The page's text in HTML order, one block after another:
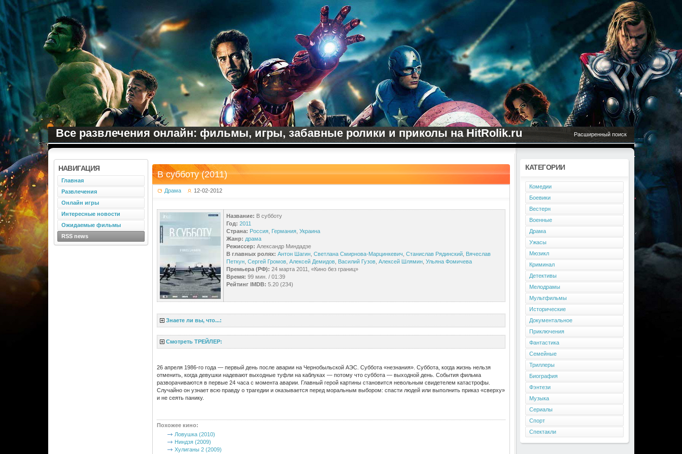
Расширенный поиск
Все развлечения онлайн: фильмы, игры, забавные ролики и приколы на HitRolik.ru
В субботу (2011)
Драма 12-02-2012
Название: В субботу
Год: 2011
Страна: Россия, Германия, Украина
Жанр: драма
Режиссер: Александр Миндадзе
В главных ролях: Антон Шагин, Светлана Смирнова-Марцинкевич Станислав Рядинский, Вячеслав
Петкун, Сергей Громов, Алексей Демидов, Василий Гузов, Алексей Шлямин, Ульяна Фомичева
Премьера (РФ): 24 марта 2011, «Кино без границ»
Время: 99 мин. / 01:39
Рейтинг IMDB: 5.20 (234)
Знаете ли вы, что...:
Смотреть ТРЕЙЛЕР:
26 апреля 1986-го года — первый день после аварии на Чернобыльской АЭС. Суббота «незнания». Суббота, когда жизнь нельзя
отменить, когда девушки надевают выходные туфли на каблуках — потому что суббота — выходной день. События фильма
разворачиваются в первые 24 часа с момента аварии. Главный герой картины становится невольным свидетелем катастрофы.
Случайно он узнает всю правду о трагедии и оказывается перед моральным выбором: спасти людей или выполнить приказ «сверху»
и не сеять панику.
Похожее кино:
Ловушка (2010)
Ниндзя (2009)
Хулиганы 2 (2009)
КАТЕГОРИИ
Комедии
Боевики
Вестерн
Военные
Драма
Ужасы
Мюзикл
Криминал
Детективы
Мелодрамы
Мультфильмы
Исторические
Документальное
Приключения
Фантастика
Семейные
Триллеры
Биография
Фэнтези
Музыка
Сериалы
Спорт
Спектакли
НАВИГАЦИЯ
Главная
Развлечения
Онлайн игры
Интересные новости
Ожидаемые фильмы
RSS news